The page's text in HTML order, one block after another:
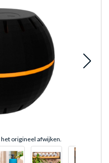
origineel afwijken.